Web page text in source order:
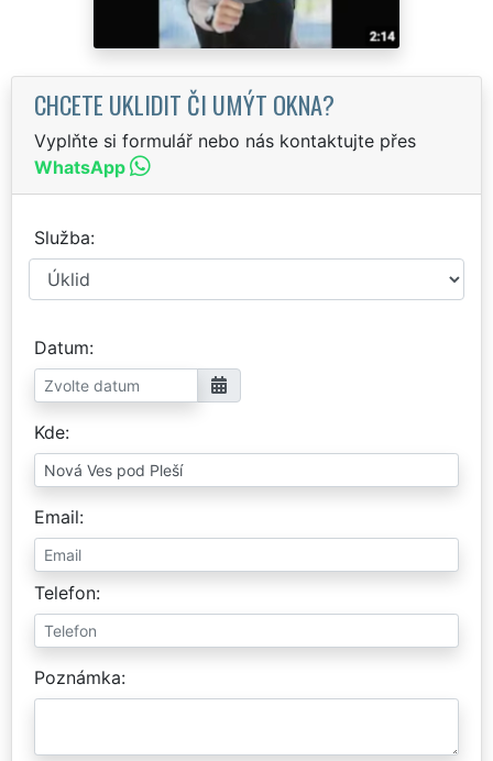
CHCETE UKLIDIT ČI UMÝT OKNA?
Vyplňte si formulář nebo nás kontaktujte přes
WhatsApp
Služba
Datum
Kde
Email
Telefon
Poznámka